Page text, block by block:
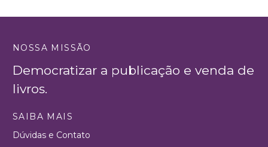
NOSSA MISSÃO
Democratizar a publicação e venda de
livros.
SAIBA MAIS
Dúvidas e Contato